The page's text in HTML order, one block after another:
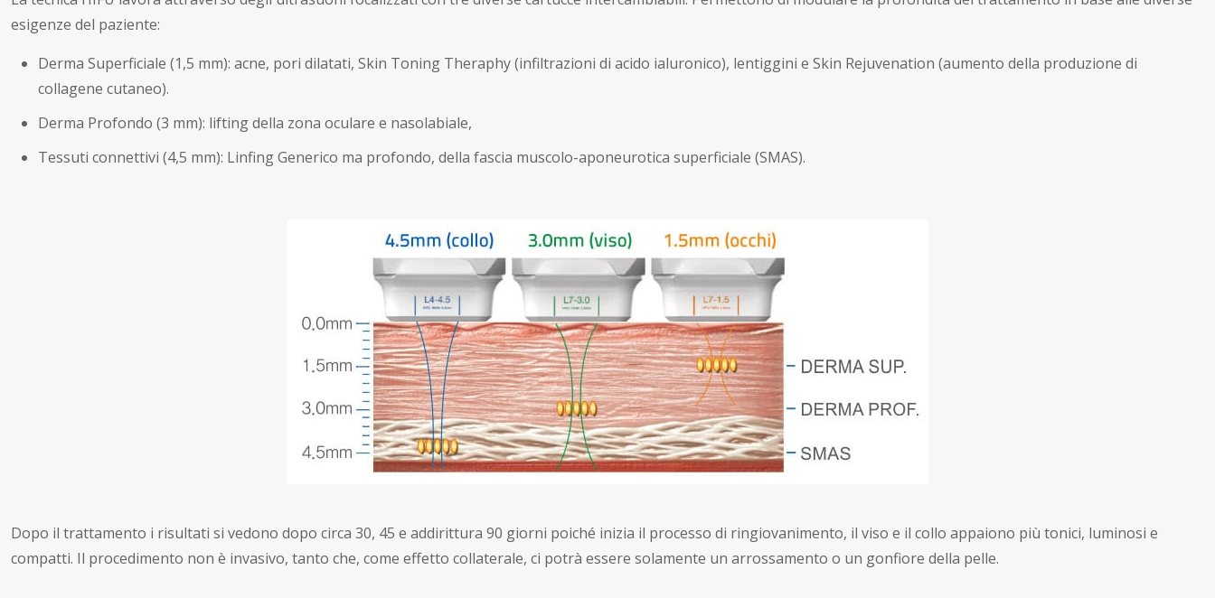
esigenze del paziente:
Derma Superficiale (1,5 mm): acne, pori dilatati, Skin Toning Theraphy (infiltrazioni di acido ialuronico), lentiggini e Skin Rejuvenation (aumento della produzione di
collagene cutaneo).
Derma Profondo (3 mm): lifting della zona oculare e nasolabiale,
Tessuti connettivi (4,5 mm): Linfing Generico ma profondo, della fascia muscolo-aponeurotica superficiale (SMAS).
Dopo il trattamento i risultati si vedono dopo circa 30, 45 e addirittura 90 giorni poiché inizia il processo di ringiovanimento, il viso e il collo appaiono più tonici, luminosi e
compatti. Il procedimento non è invasivo, tanto che, come effetto collaterale, ci potrà essere solamente un arrossamento o un gonfiore della pelle.